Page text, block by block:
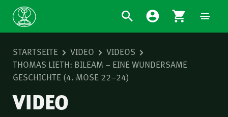
STARTSEITE VIDEO
VIDEOS
THOMAS LIETH: BILEAM – EINE WUNDERSAME
GESCHICHTE (4. MOSE 22–24)
VIDEO